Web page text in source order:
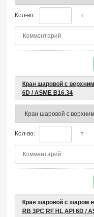
Кол-во: т
Кран шаровой с
6D / ASME B16.34
Кол-во: т
Кран шаровой с шаром
RB 3PC RF HL API 6D /